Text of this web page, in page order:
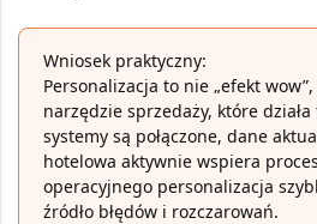
Wniosek praktyczny:
Personalizacja to nie „efekt
narzędzie sprzedaży, które
systemy są połączone, dane
hotelowa aktywnie wspiera
operacyjnego personalizacja
źródło błędów i rozczarowań.